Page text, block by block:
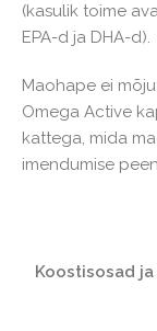
(kasulik toime
EPA-d ja DHA-d).
Maohape ei
Omega Active
kattega, mida
imendumise
Koostisosad